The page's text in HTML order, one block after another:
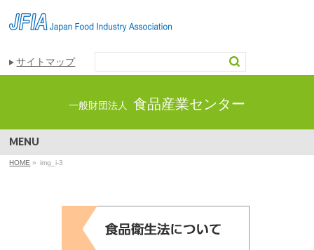
サイトマップ
一般財団法人 食品産業センター
MENU
HOME » img_i-3